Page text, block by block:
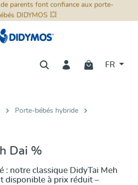
dans tout le monde 📦
bébé avec notre
de portage interactif
parents font confiance aux porte-
DIDYMOS 💥
FR
Porte-bébés hybride
Dai %
: notre classique DidyTai Meh
disponible à prix réduit –